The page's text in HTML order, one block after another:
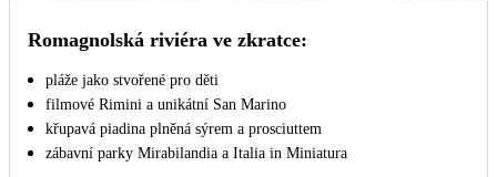
Romagnolská riviéra ve zkratce:
pláže jako stvořené pro děti
filmové Rimini a unikátní San Marino
křupavá piadina plněná sýrem a prosciuttem
zábavní parky Mirabilandia a Italia in Miniatura